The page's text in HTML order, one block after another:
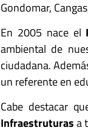
Gondomar,
En 2005 nace el
ambiental de
ciudadana.
un referente en
Cabe destacar
Infraestruturasa